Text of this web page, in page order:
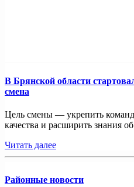
В Брянской области
смена
Цель смены — укрепить
качества и расширить знания
Читать далее
Районные новости